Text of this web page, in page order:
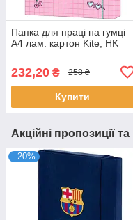
Папка для праці на гумці
А4 лам. картон Kite, HK
232,20 ₴ 258 ₴
Купити
Акційні пропозиції
–20%